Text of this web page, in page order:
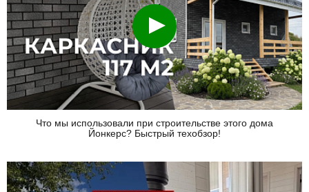
Смотреть
Что мы использовали при строительстве этого дома
Йонкерс? Быстрый техобзор!